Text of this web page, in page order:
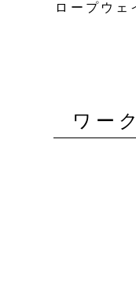
ロープウェ
ワー